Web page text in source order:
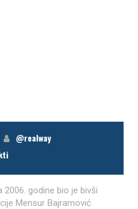
@realway
godine bio je bivši
Mensur Bajramović.